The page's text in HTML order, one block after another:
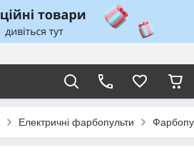
Електричні фарбопульти